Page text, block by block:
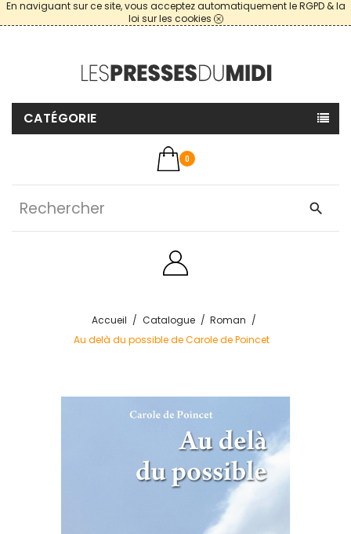
En naviguant sur ce site, vous acceptez automatiquement le RGPD & la
loi sur les cookies
CATÉGORIE
0
search
Accueil Catalogue
Roman
Au delà du possible de Carole de Poincet